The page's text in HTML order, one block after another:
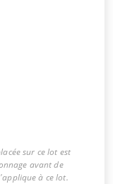
sur ce lot est
avant de
à ce lot.